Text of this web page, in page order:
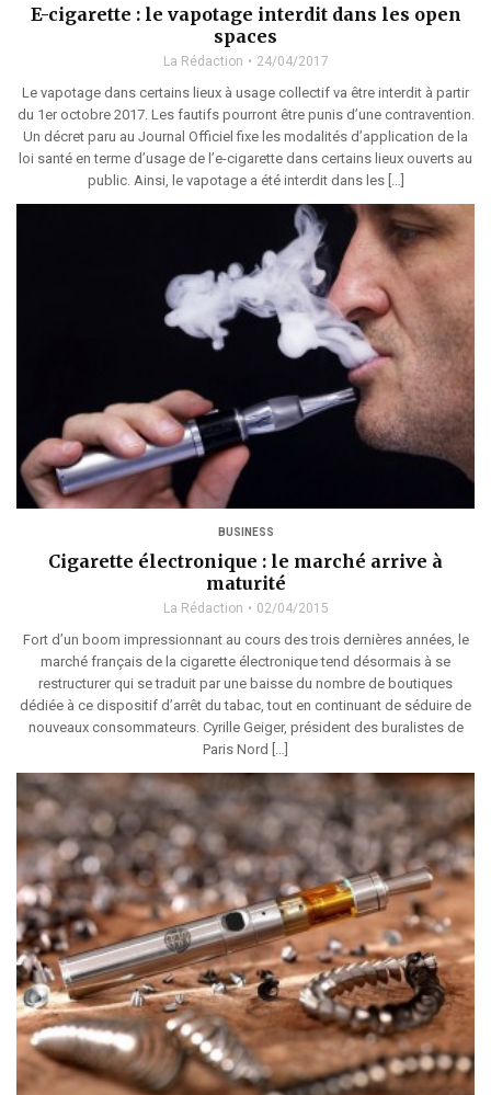
E-cigarette : le vapotage interdit dans les open
spaces
La Rédaction 24/04/2017
Le vapotage dans certains lieux à usage collectif va être interdit à partir
du 1er octobre 2017. Les fautifs pourront être punis d’une contravention.
Un décret paru au Journal Officiel fixe les modalités d’application de la
loi santé en terme d’usage de l’e-cigarette dans certains lieux ouverts au
public. Ainsi, le vapotage a été interdit dans les […]
BUSINESS
Cigarette électronique : le marché arrive à
maturité
La Rédaction 02/04/2015
Fort d’un boom impressionnant au cours des trois dernières années, le
marché français de la cigarette électronique tend désormais à se
restructurer qui se traduit par une baisse du nombre de boutiques
dédiée à ce dispositif d’arrêt du tabac, tout en continuant de séduire de
nouveaux consommateurs. Cyrille Geiger, président des buralistes de
Paris Nord […]